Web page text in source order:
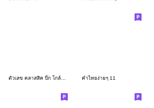
ตัวเลข คลาสสิค บิ๊ก โกล์ด อิโมจิ คำไทยง่ายๆ 11